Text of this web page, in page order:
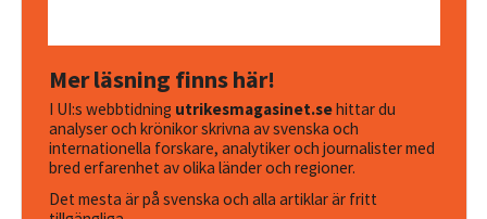
Mer läsning finns här!
I UI:s webbtidning utrikesmagasinet.sehittar du
analyser och krönikor skrivna av svenska och
internationella forskare, analytiker och journalister med
bred erfarenhet av olika länder och regioner.
Det mesta är på svenska och alla artiklar är fritt